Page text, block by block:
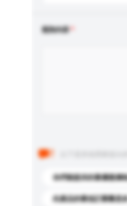
查詢內容
你們能提供的最優惠價
此產品的最低訂購量是